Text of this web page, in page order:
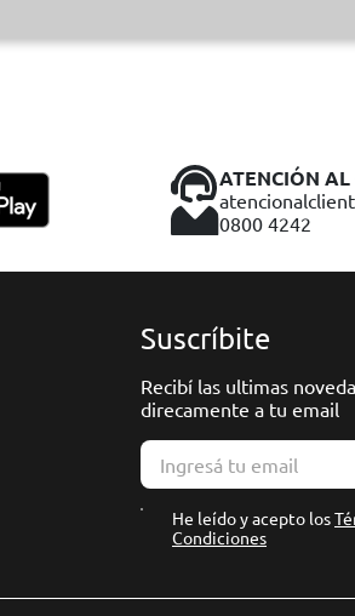
ATENCIÓN AL
0800 4242
Suscríbite
Recibí las ultimas
direcamente a tu email
He leído y acepto los
Condiciones